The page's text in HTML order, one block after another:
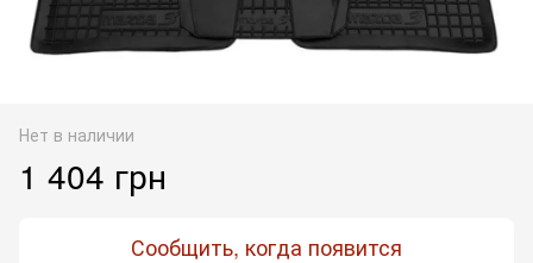
Нет в наличии
1 404 грн
Сообщить, когда появится